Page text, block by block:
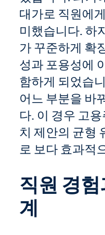
대가로 직원에
미했습니다. 하
가 꾸준하게 확
성과 포용성에
함하게 되었습
어느 부분을 바
다. 이 경우 고
치 제안의 균형
로 보다 효과적
직원 경
계